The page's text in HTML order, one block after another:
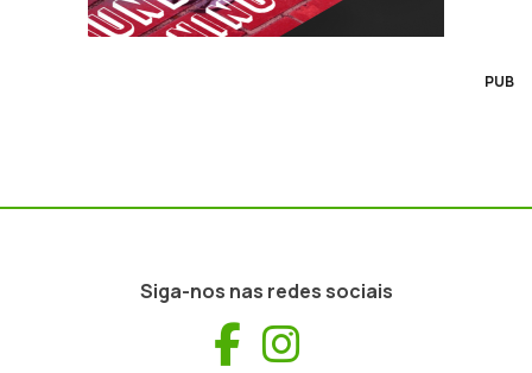
PUB
Siga-nos nas redes sociais
Facebook